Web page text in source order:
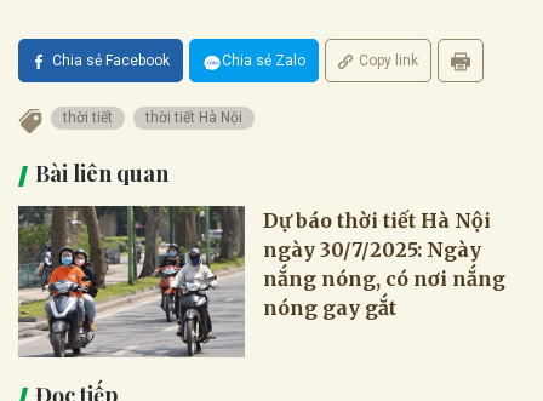
Chia sẻ Facebook Chia sẻ Zalo Copy link
thời tiết thời tiết Hà Nội
Bài liên quan
Dự báo thời tiết Hà Nội
ngày 30/7/2025: Ngày
nắng nóng, có nơi nắng
nóng gay gắt